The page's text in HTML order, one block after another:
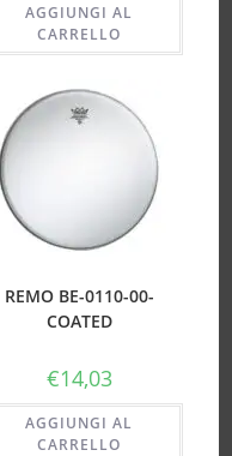
AGGIUNGI AL
CARRELLO
REMO BE-0110-00-
COATED
€14,03
AGGIUNGI AL
CARRELLO